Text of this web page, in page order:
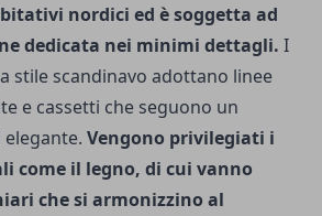
nordici ed è soggetta ad
dedicata nei minimi dettagli. I
stile scandinavo adottano linee
e cassetti che seguono un
Vengono privilegiati i
come il legno, di cui vanno
che si armonizzino al